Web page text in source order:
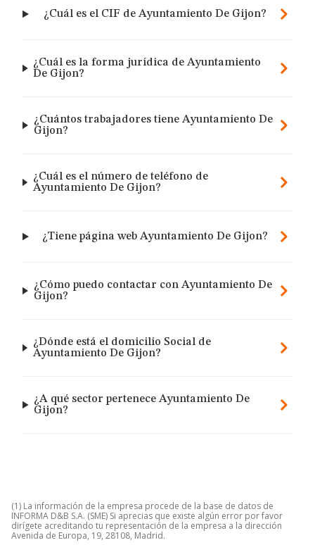
¿Cuál es el CIF de Ayuntamiento De Gijon?
¿Cuál es la forma jurídica de Ayuntamiento
De Gijon?
¿Cuántos trabajadores tiene Ayuntamiento De
Gijon?
¿Cuál es el número de teléfono de
Ayuntamiento De Gijon?
¿Tiene página web Ayuntamiento De Gijon?
¿Cómo puedo contactar con Ayuntamiento De
Gijon?
¿Dónde está el domicilio Social de
Ayuntamiento De Gijon?
¿A qué sector pertenece Ayuntamiento De
Gijon?
(1) La información de la empresa procede de la base de datos de
INFORMA D&B S.A. (SME) Si aprecias que existe algún error por favor
dirígete acreditando tu representación de la empresa a la dirección
Avenida de Europa, 19, 28108, Madrid.